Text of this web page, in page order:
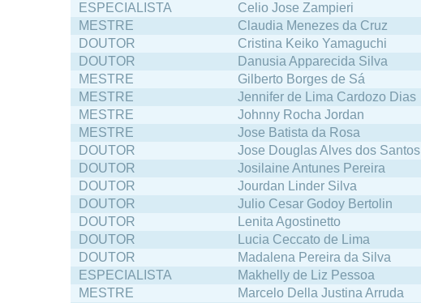
ESPECIALISTA
Celio Jose Zampieri
MESTRE
Claudia Menezes da Cruz
DOUTOR
Cristina Keiko Yamaguchi
DOUTOR
Danusia Apparecida Silva
MESTRE
Gilberto Borges de Sá
MESTRE
Jennifer de Lima Cardozo Dias
MESTRE
Johnny Rocha Jordan
MESTRE
Jose Batista da Rosa
DOUTOR
Jose Douglas Alves dos Santos
DOUTOR
Josilaine Antunes Pereira
DOUTOR
Jourdan Linder Silva
DOUTOR
Julio Cesar Godoy Bertolin
DOUTOR
Lenita Agostinetto
DOUTOR
Lucia Ceccato de Lima
DOUTOR
Madalena Pereira da Silva
ESPECIALISTA
Makhelly de Liz Pessoa
MESTRE
Marcelo Della Justina Arruda